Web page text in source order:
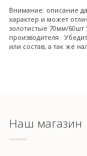
Внимание: описание
характер и может
золотистые 70мм/60шт
производителя .
или состав, а так же
Наш магазин